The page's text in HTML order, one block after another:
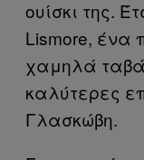
ουίσκι της.
Lismore, ένα
χαμηλά
καλύτερες
Γλασκώβη.